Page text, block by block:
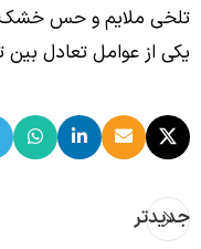
تلخی ملایم و حس خشک
یکی از عوامل تعادل
جدیدتر